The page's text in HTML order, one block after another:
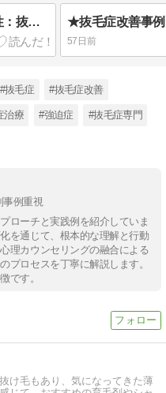
★抜毛症改善事例110：33歳女性：抜いた時にスッキリした感覚がありそこからやめれなくなりました
57日前
#抜毛症 #抜毛症改善
治療 #強迫症 #抜毛症専門
事例重視
ローチと実践例を紹介していま
を通じて、根本的な理解と行動
理カウンセリングの融合による
プロセスを丁寧に解説します。
です。
け毛もあり、気になってきた薄